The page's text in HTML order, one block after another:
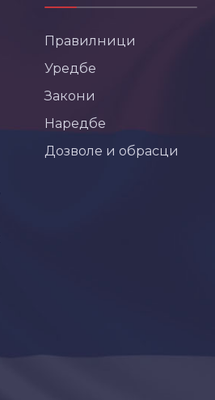
Правилници
Уредбе
Закони
Наредбе
Дозволе и обрасци